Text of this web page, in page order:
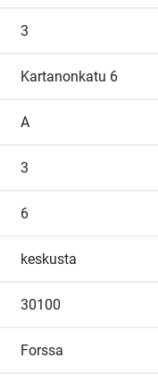
3
Kartanonkatu 6
A
3
6
keskusta
30100
Forssa